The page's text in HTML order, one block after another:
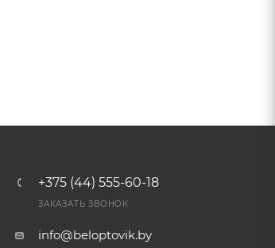
+375 (44) 555-60-18
ЗАКАЗАТЬ ЗВОНОК
info@beloptovik.by